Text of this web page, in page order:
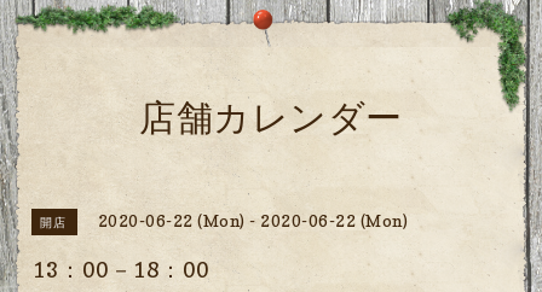
店舗カレンダー
開店 2020-06-22 (Mon) - 2020-06-22 (Mon)
13：00－18：00